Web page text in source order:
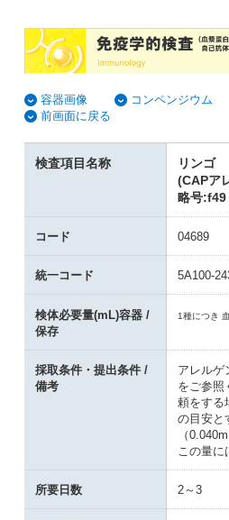
容器画像 コンペンジウム
前画面に戻る
検査項目名称
リンゴ
(CAPア
略号:f49
コード 04689
統一コード 5A100-
検体必要量(mL)容器 /
保存
1種につき
採取条件・提出条件 /
備考
アレルゲ
をご参照
頼をする
の目安と
（
この量に
所要日数 2～3